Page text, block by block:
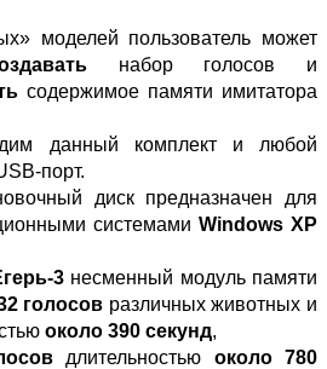
моделей пользователь может
набор голосов и
содержимое памяти имитатора
данный комплект и любой
порт.
диск предназначен для
системами Windows XP
3 несменный модуль памяти
голосов различных животных и
около 390 секунд,
длительностью около 780